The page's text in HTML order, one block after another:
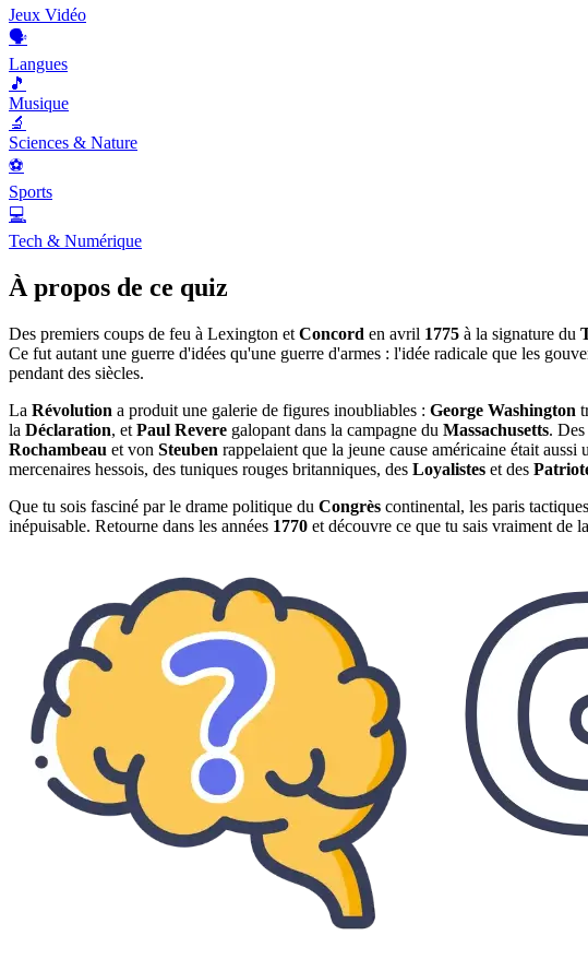
Jeux Vidéo
🗣️
Langues
🎵
Musique
🔬
Sciences & Nature
⚽
Sports
💻
Tech & Numérique
À propos de ce quiz
Des premiers coups de feu à Lexington et Concord en avril 1775 à la signature du
Ce fut autant une guerre d'idées qu'une guerre d'armes : l'idée radicale que les
pendant des siècles.
La Révolution a produit une galerie de figures inoubliables : George Washington
la Déclaration, et Paul Revere galopant dans la campagne du Massachusetts.
Rochambeau et von Steuben rappelaient que la jeune cause américaine était
mercenaires hessois, des tuniques rouges britanniques, des Loyalistes et des
Que tu sois fasciné par le drame politique du Congrès continental, les paris
inépuisable. Retourne dans les années 1770 et découvre ce que tu sais vraiment de